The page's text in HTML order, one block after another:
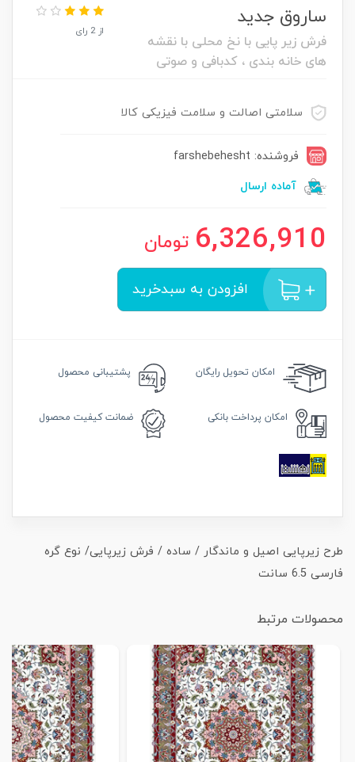
ساروق جدید
فرش زیر پایی با نخ محلی با نقشه
های خانه بندی ، کدبافی و صوتی
از 2 رای
سلامتی اصالت و سلامت فیزیکی کالا
فروشنده: farshebehesht
آماده ارسال
6,326,910 تومان
افزودن به سبدخرید
امکان تحویل رایگان پشتیبانی محصول
امکان پرداخت بانکی ضمانت کیفیت محصول
طرح زیرپایی اصیل و ماندگار / ساده / فرش زیرپایی/ نوع گره
فارسی 6.5 سانت
محصولات مرتبط